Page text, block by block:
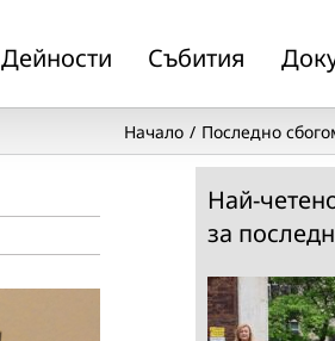
Дейности Събития
Начало Последно
Най-
за